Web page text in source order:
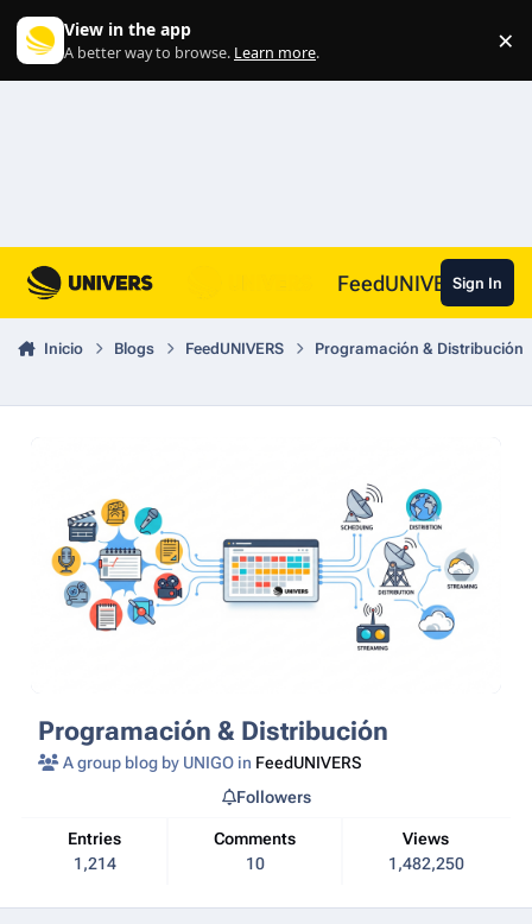
View in the app
A better way to browse. Learn more. ×
FeedUNIVERSSign In
Inicio Blogs FeedUNIVERS Programación & Distribución
Programación & Distribución
A group blog by UNIGO in FeedUNIVERS
Entries
1,214
Comments
10
Views
1,482,250
Followers